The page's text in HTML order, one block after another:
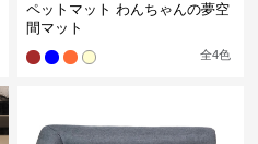
ペットマット わんちゃんの夢空
間マット
全4色